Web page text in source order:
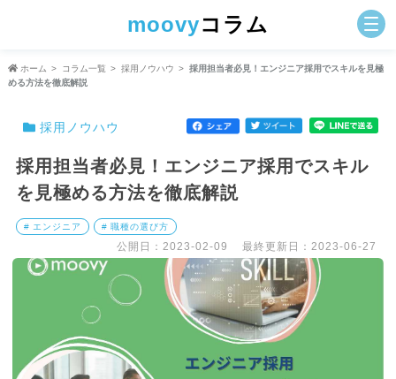
moovyコラム
ホーム コラム一覧 採用ノウハウ
採用担当者必見！エンジニア採用でスキルを見極
める方法を徹底解説
採用ノウハウ
採用担当者必見！エンジニア採用でスキル
を見極める方法を徹底解説
# エンジニア # 職種の選び方
公開日：2023-02-09 最終更新日：2023-06-27